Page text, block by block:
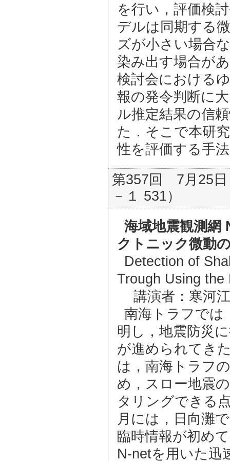
を行い，評価検
デルは同期する
ズが小さい場合
染み出す場合が
検討会における
報の発令判断に
ル推定結果の信
た．そこで本研
性を評価する手
第357回 7月25日
－１ 531）
海域地震観測網
クトニック微動
Detection of
Trough Using
講演者：寒河
南海トラフでは
明し，地震防災
が進められてき
は，南海トラフ
め，スロー地震
タリングできる
月には，日向灘
臨時情報が初め
N-netを用いた迅